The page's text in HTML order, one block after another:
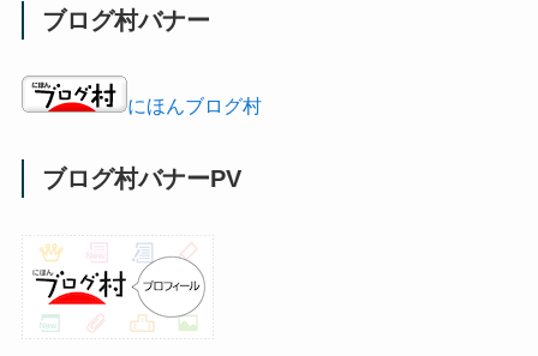
ブログ村バナー
にほんブログ村
ブログ村バナーPV